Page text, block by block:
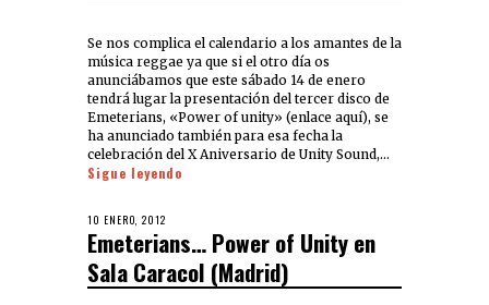
Se nos complica el calendario a los amantes de la
música reggae ya que si el otro día os
anunciábamos que este sábado 14 de enero
tendrá lugar la presentación del tercer disco de
Emeterians, «Power of unity» (enlace aquí), se
ha anunciado también para esa fecha la
celebración del X Aniversario de Unity Sound,…
Sigue leyendo
10 ENERO, 2012
Emeterians… Power of Unity en
Sala Caracol (Madrid)